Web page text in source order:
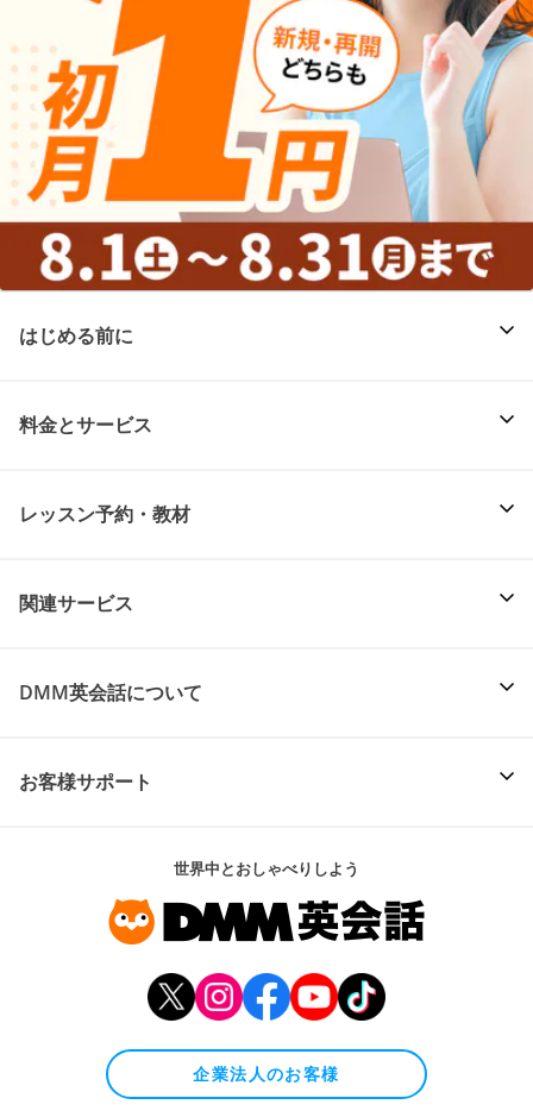
はじめる前に
料金とサービス
レッスン予約・教材
関連サービス
DMM英会話について
お客様サポート
世界中とおしゃべりしよう
企業法人のお客様